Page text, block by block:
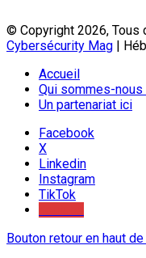
© Copyright 2026,
Cybersécurity Mag |
Accueil
Qui sommes-nous
Un partenariat ici
Facebook
X
Linkedin
Instagram
TikTok
Bouton retour en haut